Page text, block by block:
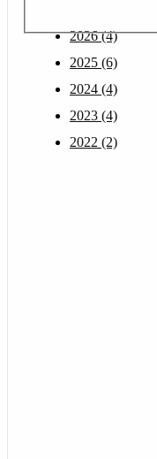
2026 (4)
2025 (6)
2024 (4)
2023 (4)
2022 (2)